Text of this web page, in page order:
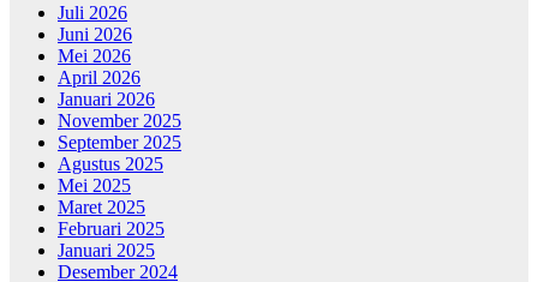
Juli 2026
Juni 2026
Mei 2026
April 2026
Januari 2026
November 2025
September 2025
Agustus 2025
Mei 2025
Maret 2025
Februari 2025
Januari 2025
Desember 2024